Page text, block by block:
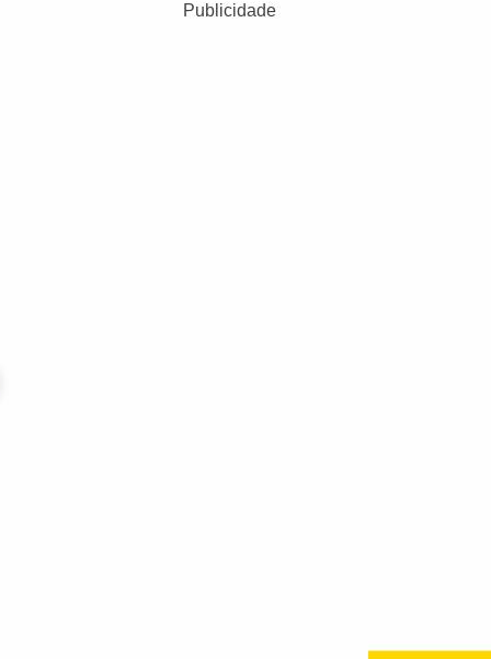
Publicidade